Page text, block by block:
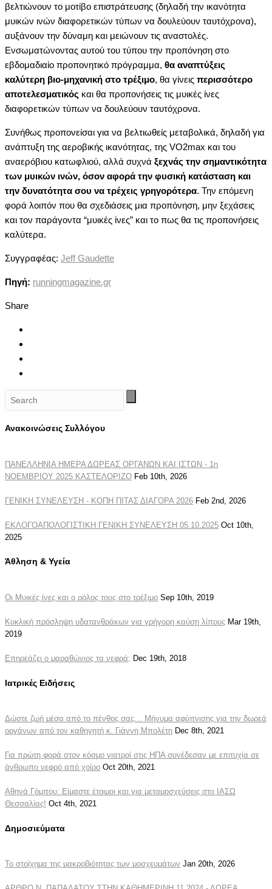
βελτιώνουν το μοτίβο επιστράτευσης (δηλαδή την ικανότητα
μυικών ινών διαφορετικών τύπων να δουλεύουν ταυτόχρονα),
αυξάνουν την δύναμη και μειώνουν τις αναστολές.
Ενσωματώνοντας αυτού του τύπου την προπόνηση στο
εβδομαδιαίο προπονητικό πρόγραμμα, θα αναπτύξεις
καλύτερη βιο-μηχανική στο τρέξιμο, θα γίνεις περισσότερο
αποτελεσματικός και θα προπονήσεις τις μυικές ίνες
διαφορετικών τύπων να δουλεύουν ταυτόχρονα.
Συνήθως προπονείσαι για να βελτιωθείς μεταβολικά, δηλαδή για
ανάπτυξη της αεροβικής ικανότητας, της VO2max και του
αναερόβιου κατωφλιού, αλλά συχνά ξεχνάς την σημαντικότητα
των μυικών ινών, όσον αφορά την φυσική κατάσταση και
την δυνατότητα σου να τρέχεις γρηγορότερα. Την επόμενη
φορά λοιπόν που θα σχεδιάσεις μια προπόνηση, μην ξεχάσεις
και τον παράγοντα “μυικές ίνες” και το πως θα τις προπονήσεις
καλύτερα.
Συγγραφέας: Jeff Gaudette
Πηγή: runningmagazine.gr
Share
Ανακοινώσεις Συλλόγου
ΠΑΝΕΛΛΗΝΙΑ ΗΜΕΡΑ ΔΩΡΕΑΣ ΟΡΓΑΝΩΝ ΚΑΙ ΙΣΤΩΝ - 1η
ΝΟΕΜΒΡΙΟΥ 2025 ΚΑΣΤΕΛΟΡΙΖΟ Feb 10th, 2026
ΓΕΝΙΚΗ ΣΥΝΕΛΕΥΣΗ - ΚΟΠΗ ΠΙΤΑΣ ΔΙΑΓΟΡΑ 2026 Feb 2nd, 2026
ΕΚΛΟΓΟΑΠΟΛΟΓΙΣΤΙΚΗ ΓΕΝΙΚΗ ΣΥΝΕΛΕΥΣΗ 05.10.2025 Oct 10th,
2025
Άθληση & Υγεία
Οι Μυικές ίνες και ο ρόλος τους στο τρέξιμο Sep 10th, 2019
Κυκλική πρόσληψη υδατανθράκων για γρήγορη καύση λίπους Mar 19th,
2019
Επηρεάζει ο μαραθώνιος τα νεφρά; Dec 19th, 2018
Ιατρικές Ειδήσεις
Δώστε ζωή μέσα από το πένθος σας… Μήνυμα αφύπνισης για την δωρεά
οργάνων από τον καθηγητή κ. Γιάννη Μπολέτη Dec 8th, 2021
Για πρώτη φορά στον κόσμο γιατροί στις ΗΠΑ συνέδεσαν με επιτυχία σε
άνθρωπο νεφρό από χοίρο Oct 20th, 2021
Αθηνά Γόμπου: Είμαστε έτοιμοι και για μεταμοσχεύσεις στο ΙΑΣΩ
Θεσσαλίας! Oct 4th, 2021
Δημοσιεύματα
Το στοίχημα της μακροβιότητας των μοσχευμάτων Jan 20th, 2026